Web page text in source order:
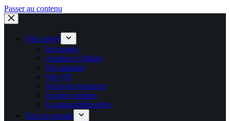
Passer au contenu
Vols privés
Jets privés
Aviation d’affaire
Vol sanitaire
Vol VIP
Vol privé vacances
Jet privé artistes
Location hélicoptère
Vols en groupe